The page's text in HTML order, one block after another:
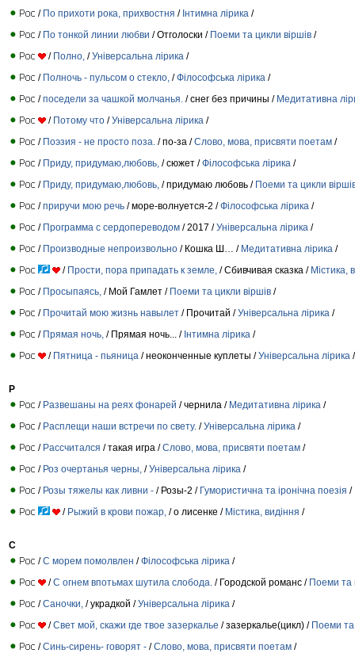
/ По прихоти рока, прихвостня / Інтимна лірика /
/ По тонкой линии любви / Отголоcки / Поеми та цикли віршів /
/ Полно, /Універсальна лірика /
/ Полночь - пульсом о стекло, /Філософська лірика /
/поседели за чашкой молчанья. / снег без причины / Медитативна
/ Потому что /Універсальна лірика /
/ Поэзия - не просто поза. / по-за /Слово, мова, присвяти поетам /
/ Приду, придумаю,любовь, / сюжет /Філософська лірика /
/ Приду, придумаю,любовь, / придумаю любовь / Поеми та цикли
/приручи мою речь / море-волнуется-2 /Філософська лірика /
/ Программа с сердопереводом / 2017 /Універсальна лірика /
/ Производные непроизвольно / Кошка Ш… / Медитативна лірика /
/ Прости, пора припадать к земле, / Сбивчивая сказка / Містика,
/ Просыпаясь, / Мой Гамлет / Поеми та цикли віршів /
/ Прочитай мою жизнь навылет / Прочитай /Універсальна лірика /
/ Прямая ночь, / Прямая ночь... / Інтимна лірика /
/ Пятница - пьяница / неоконченные куплеты /Універсальна лірика /
Р
/ Развешаны на реях фонарей / чернилa / Медитативна лірика /
/ Расплещи наши встречи по свету. /Універсальна лірика /
/ Рассчитался / такая игра /Слово, мова, присвяти поетам /
/ Роз очертанья черны, /Універсальна лірика /
/ Розы тяжелы как ливни - / Розы-2 / Гумористична та іронічна поезія /
/ Рыжий в крови пожар, / о лисенке / Містика, видіння /
С
/С морем помолвлен /Філософська лірика /
/С огнем впотьмах шутила слобода. / Городской романс / Поеми та
/Саночки, / украдкой /Універсальна лірика /
/Свет мой, скажи где твое зазеркалье / зазеркалье(цикл) / Поеми та
/Синь-сирень- говорят - /Слово, мова, присвяти поетам /